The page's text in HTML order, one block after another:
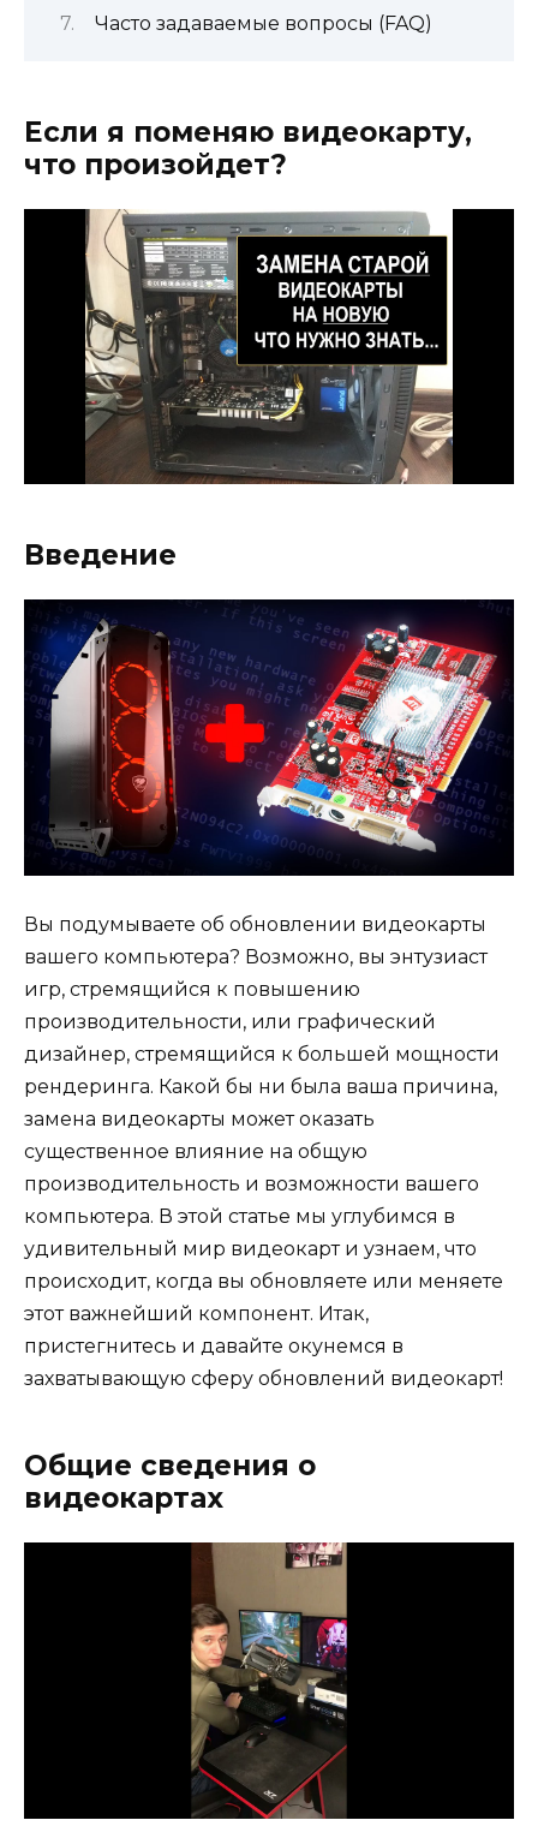
Часто задаваемые вопросы (FAQ)
Если я поменяю видеокарту,
что произойдет?
Введение
Вы подумываете об обновлении видеокарты
вашего компьютера? Возможно, вы энтузиаст
игр, стремящийся к повышению
производительности, или графический
дизайнер, стремящийся к большей мощности
рендеринга. Какой бы ни была ваша причина,
замена видеокарты может оказать
существенное влияние на общую
производительность и возможности вашего
компьютера. В этой статье мы углубимся в
удивительный мир видеокарт и узнаем, что
происходит, когда вы обновляете или меняете
этот важнейший компонент. Итак,
пристегнитесь и давайте окунемся в
захватывающую сферу обновлений видеокарт!
Общие сведения о
видеокартах